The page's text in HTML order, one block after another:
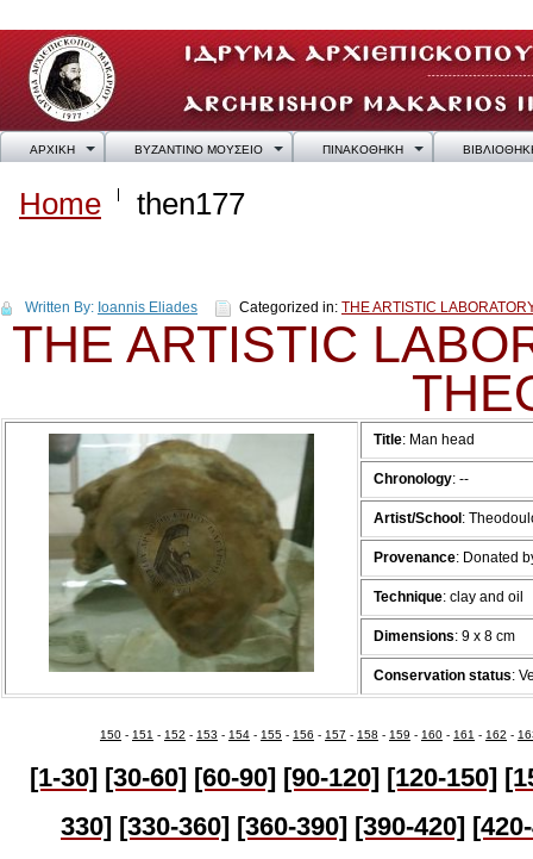
ΑΡΧΙΚΗ ΒΥΖΑΝΤΙΝΟ ΜΟΥΣΕΙΟ ΠΙΝΑΚΟΘΗΚΗ
Home then177
Written By: Ioannis Eliades Categorized in: THE ARTISTIC
THE ARTISTIC
Title: Man head
Chronology: --
Artist/School :
Provenance: Donated
Technique: clay and oil
Dimensions: 9 x 8 cm
Conservation status:
150 - 151 - 152 - 153 - 154 - 155 - 156 - 157 - 158 - 159 - 160 - 161 - 162 -
[1-30] [30-60] [60-90] [90-120] [120-150]
330] [330-360] [360-390] [390-420]